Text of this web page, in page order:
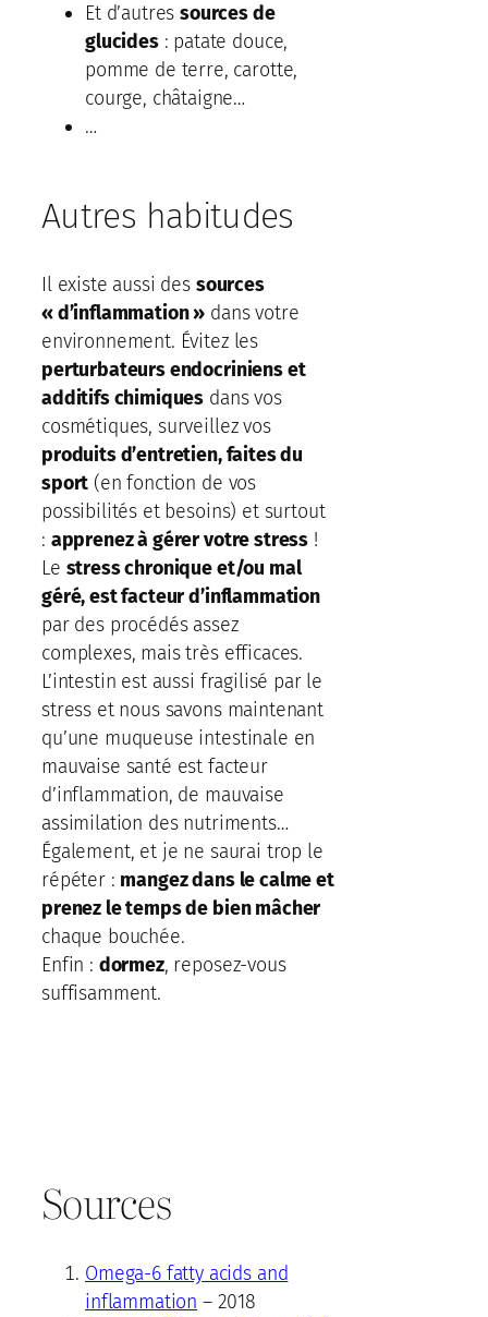
Et d’autressources de
glucides: patate douce,
pomme de terre, carotte,
courge, châtaigne…
…
Autres habitudes
Il existe aussi des sources
« d’inflammation » dans votre
environnement. Évitez les
perturbateurs endocriniens et
additifs chimiques dans vos
cosmétiques, surveillez vos
produits d’entretien, faites du
sport (en fonction de vos
possibilités et besoins) et surtout
: apprenez à gérer votre stress !
Le stress chronique et/ou mal
géré, est facteur d’inflammation
par des procédés assez
complexes, mais très efficaces.
L’intestin est aussi fragilisé par le
stress et nous savons maintenant
qu’une muqueuse intestinale en
mauvaise santé est facteur
d’inflammation, de mauvaise
assimilation des nutriments…
Également, et je ne saurai trop le
répéter : mangez dans le calme et
prenez le temps de bien mâcher
chaque bouchée.
Enfin : dormez, reposez-vous
suffisamment.
Sources
Omega-6 fatty acids and
inflammation – 2018